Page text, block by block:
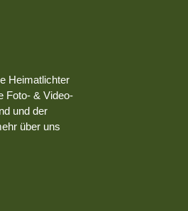
Heimatlichter
Foto- & Video-
und der
über uns